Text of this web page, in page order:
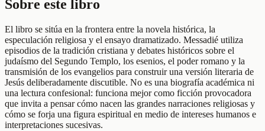
Sobre este libro
El libro se sitúa en la frontera entre la novela histórica, la
especulación religiosa y el ensayo dramatizado. Messadié utiliza
episodios de la tradición cristiana y debates históricos sobre el
judaísmo del Segundo Templo, los esenios, el poder romano y la
transmisión de los evangelios para construir una versión literaria de
Jesús deliberadamente discutible. No es una biografía académica ni
una lectura confesional: funciona mejor como ficción provocadora
que invita a pensar cómo nacen las grandes narraciones religiosas y
cómo se forja una figura espiritual en medio de intereses humanos e
interpretaciones sucesivas.